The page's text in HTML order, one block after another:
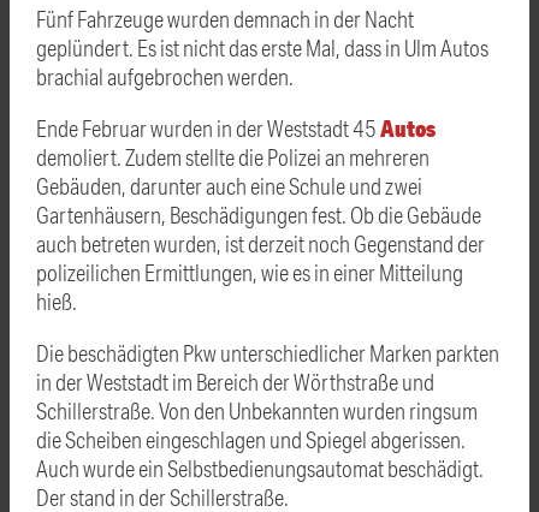
Fünf Fahrzeuge wurden demnach in der Nacht
geplündert. Es ist nicht das erste Mal, dass in Ulm Autos
brachial aufgebrochen werden.
Ende Februar wurden in der Weststadt 45Autos
demoliert. Zudem stellte die Polizei an mehreren
Gebäuden, darunter auch eine Schule und zwei
Gartenhäusern, Beschädigungen fest. Ob die Gebäude
auch betreten wurden, ist derzeit noch Gegenstand der
polizeilichen Ermittlungen, wie es in einer Mitteilung
hieß.
Die beschädigten Pkw unterschiedlicher Marken parkten
in der Weststadt im Bereich der Wörthstraße und
Schillerstraße. Von den Unbekannten wurden ringsum
die Scheiben eingeschlagen und Spiegel abgerissen.
Auch wurde ein Selbstbedienungsautomat beschädigt.
Der stand in der Schillerstraße.